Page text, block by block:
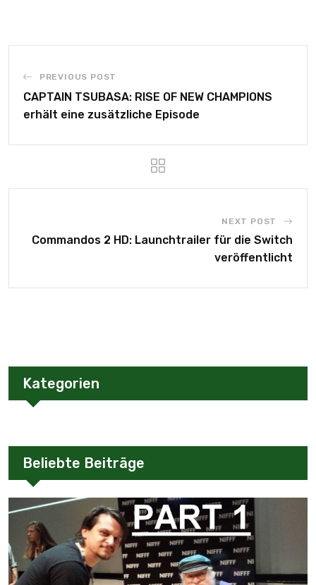
PREVIOUS POST
CAPTAIN TSUBASA: RISE OF NEW CHAMPIONS
erhält eine zusätzliche Episode
NEXT POST
Commandos 2 HD: Launchtrailer für die Switch
veröffentlicht
Kategorien
Beliebte Beiträge